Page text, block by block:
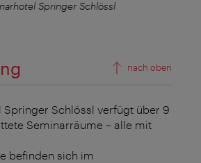
Springer Schlössl
nach oben
Springer Schlössl verfügt über 9
Seminarräume – alle mit
befinden sich im